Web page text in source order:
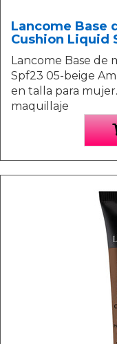
Lancome Base
Cushion Liquid
Lancome Base de
Spf23 05-beige
en talla para
maquillaje